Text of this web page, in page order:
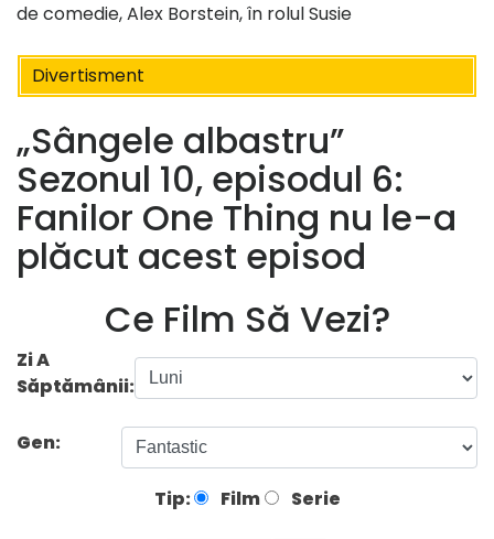
de comedie, Alex Borstein, în rolul Susie
Divertisment
„Sângele albastru”
Sezonul 10, episodul 6:
Fanilor One Thing nu le-a
plăcut acest episod
Ce Film Să Vezi?
Zi A
Săptămânii:
Gen:
Tip: Film Serie